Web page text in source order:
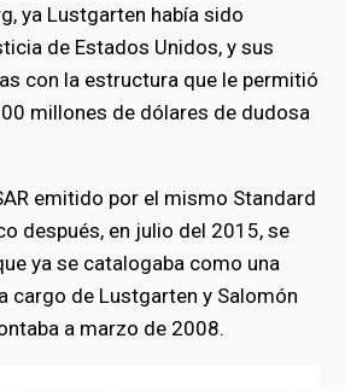
ya Lustgarten había sido
de Estados Unidos, y sus
con la estructura que le permitió
millones de dólares de dudosa
emitido por el mismo Standard
después, en julio del 2015, se
ya se catalogaba como una
cargo de Lustgarten y Salomón
a marzo de 2008.